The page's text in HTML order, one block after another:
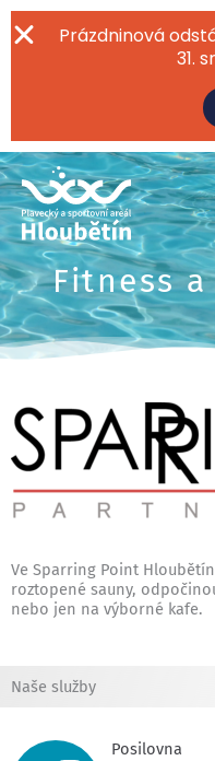
Prázdninová
31.
Přeskočit
na
Fitness
Ve Sparring Point
roztopené sauny,
nebo jen na výborné kafe.
Naše služby
Posilovna